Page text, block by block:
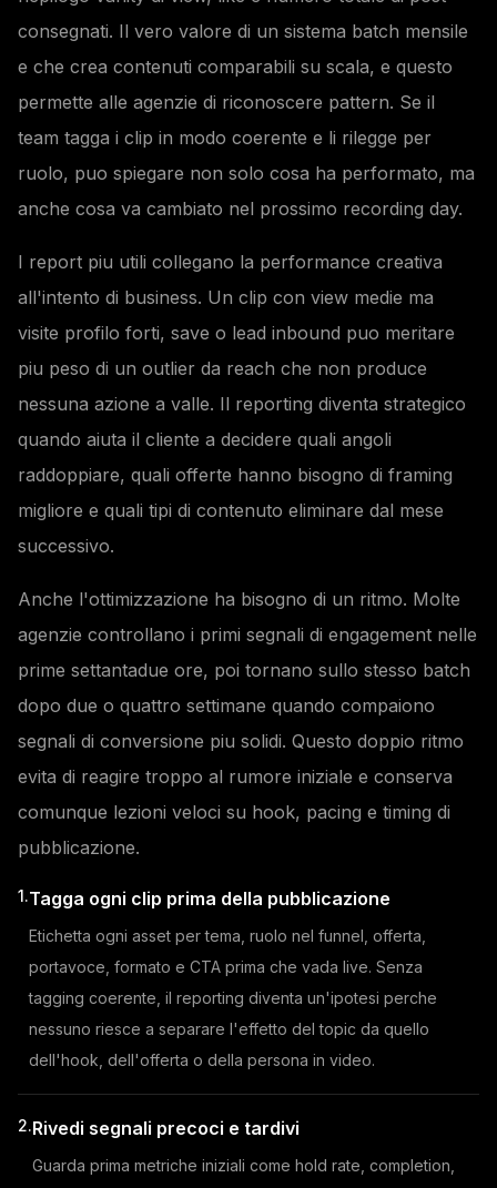
consegnati. Il vero valore di un sistema batch mensile
e che crea contenuti comparabili su scala, e questo
permette alle agenzie di riconoscere pattern. Se il
team tagga i clip in modo coerente e li rilegge per
ruolo, puo spiegare non solo cosa ha performato, ma
anche cosa va cambiato nel prossimo recording day.
I report piu utili collegano la performance creativa
all'intento di business. Un clip con view medie ma
visite profilo forti, save o lead inbound puo meritare
piu peso di un outlier da reach che non produce
nessuna azione a valle. Il reporting diventa strategico
quando aiuta il cliente a decidere quali angoli
raddoppiare, quali offerte hanno bisogno di framing
migliore e quali tipi di contenuto eliminare dal mese
successivo.
Anche l'ottimizzazione ha bisogno di un ritmo. Molte
agenzie controllano i primi segnali di engagement nelle
prime settantadue ore, poi tornano sullo stesso batch
dopo due o quattro settimane quando compaiono
segnali di conversione piu solidi. Questo doppio ritmo
evita di reagire troppo al rumore iniziale e conserva
comunque lezioni veloci su hook, pacing e timing di
pubblicazione.
1.Tagga ogni clip prima della pubblicazione
Etichetta ogni asset per tema, ruolo nel funnel, offerta,
portavoce, formato e CTA prima che vada live. Senza
tagging coerente, il reporting diventa un'ipotesi perche
nessuno riesce a separare l'effetto del topic da quello
dell'hook, dell'offerta o della persona in video.
2.Rivedi segnali precoci e tardivi
Guarda prima metriche iniziali come hold rate, completion,